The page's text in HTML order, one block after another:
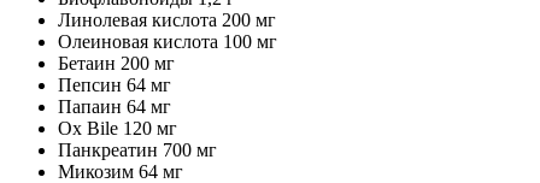
Линолевая кислота 200 мг
Олеиновая кислота 100 мг
Бетаин 200 мг
Пепсин 64 мг
Папаин 64 мг
Ox Bile 120 мг
Панкреатин 700 мг
Микозим 64 мг